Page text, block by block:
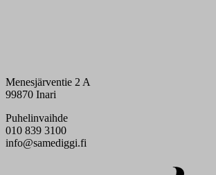
Menesjärventie 2 A
99870 Inari
Puhelinvaihde
010 839 3100
info@samediggi.fi